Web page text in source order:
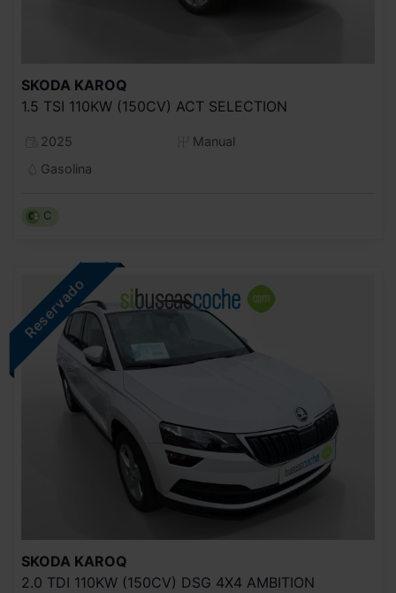
SKODA KAROQ
1.5 TSI 110KW (150CV) ACT SELECTION
2025
Manual
Gasolina
C
SKODA KAROQ
2.0 TDI 110KW (150CV) DSG 4X4 AMBITION